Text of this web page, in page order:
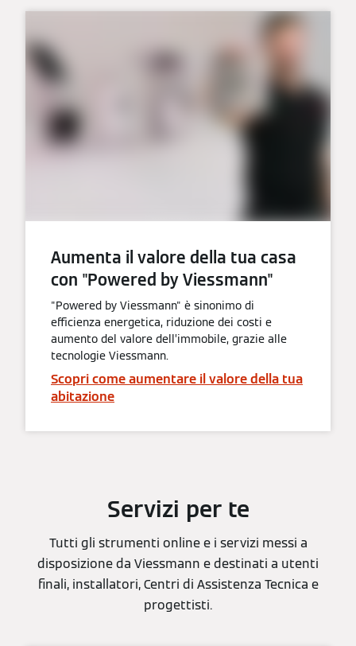
Aumenta il valore della tua casa
con "Powered by Viessmann"
"Powered by Viessmann" è sinonimo di
efficienza energetica, riduzione dei costi e
aumento del valore dell’immobile, grazie alle
tecnologie Viessmann.
Scopri come aumentare il valore della tua
abitazione
Servizi per te
Tutti gli strumenti online e i servizi messi a
disposizione da Viessmann e destinati a utenti
finali, installatori, Centri di Assistenza Tecnica e
progettisti.